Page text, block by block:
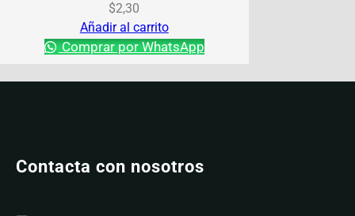
$2,30
Añadir al carrito
Comprar por WhatsApp
Contacta con nosotros